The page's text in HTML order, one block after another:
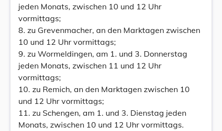
jeden Monats, zwischen 10 und 12 Uhr
vormittags;
8. zu Grevenmacher, an den Marktagen zwischen
10 und 12 Uhr vormittags;
9. zu Wormeldingen, am 1. und 3. Donnerstag
jeden Monats, zwischen 11 und 12 Uhr
vormittags;
10. zu Remich, an den Marktagen zwischen 10
und 12 Uhr vormittags;
11. zu Schengen, am 1. und 3. Dienstag jeden
Monats, zwischen 10 und 12 Uhr vormittags.